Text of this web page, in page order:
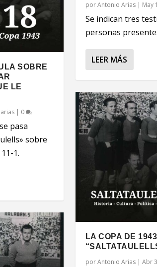
SOBRE
LE
| 0
pasa
sobre
1.
porAntonio Arias| May
Se indican tres
personas
LEER MÁS
LA COPA DE
porAntonio Arias| Abr